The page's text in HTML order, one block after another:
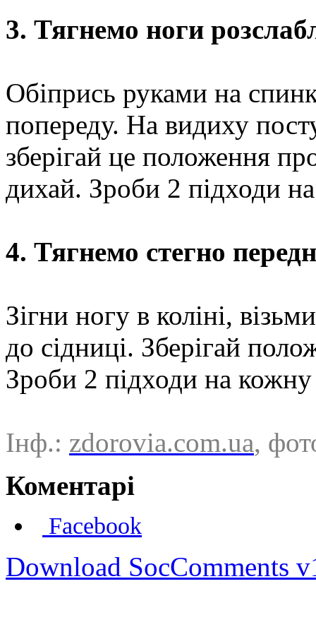
3. Тягнемо ноги
Обіпрись руками на
попереду. На видиху
зберігай це положення
дихай. Зроби 2 підходи
4. Тягнемо стегно
Зігни ногу в коліні,
до сідниці. Зберігай
Зроби 2 підходи на кожну
Інф.: zdorovia.com.ua,
Коментарі
Facebook
Download SocComments